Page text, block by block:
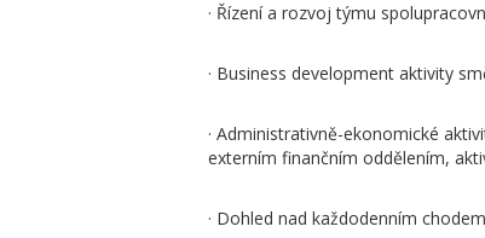
· Řízení a rozvoj týmu
· Business development aktivity
· Administrativně-ekonomické
externím finančním oddělením,
· Dohled nad každodenním